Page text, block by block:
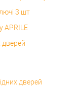
3 шт
APRILE
дверей
дверей